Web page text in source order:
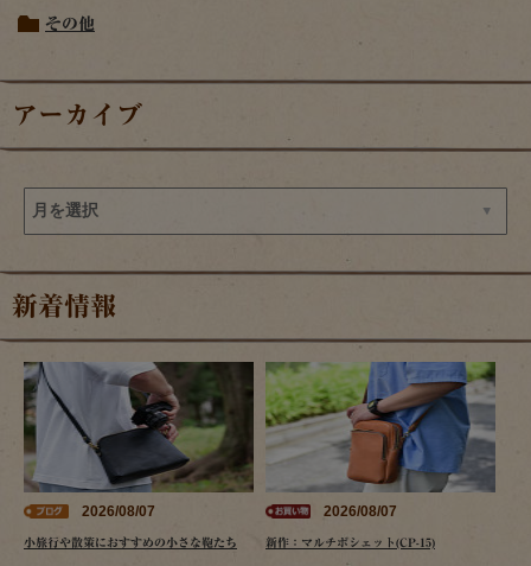
その他
アーカイブ
新着情報
2026/08/07
小旅行や散策におすすめの小さな鞄たち
2026/08/07
新作：マルチポシェット(CP-15)